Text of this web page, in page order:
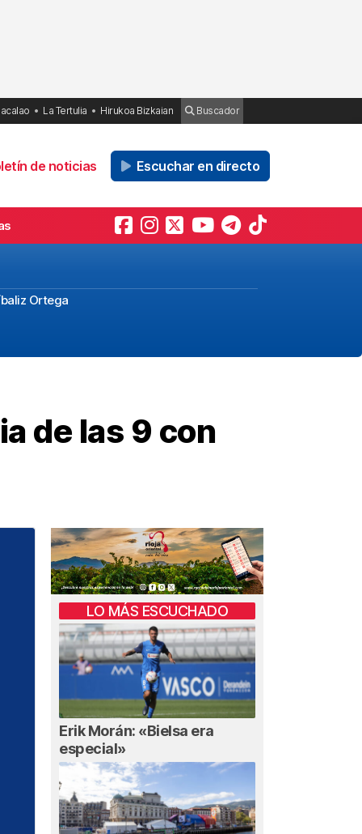
La Tertulia Hirukoa Bizkaian Buscador
de noticias Escuchar en directo
Ortega
de las 9 con
LO MÁS ESCUCHADO
Erik Morán: «Bielsa era
especial»